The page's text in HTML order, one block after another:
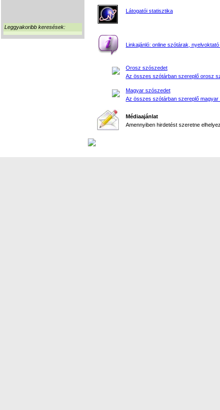
Leggyakoribb keresések:
Látogatói statisztika
Linkajánló: online szótárak, nyelvoktató
Orosz szószedet
Az összes szótárban szereplő orosz
Magyar szószedet
Az összes szótárban szereplő magyar
Médiaajánlat
Amennyiben hirdetést szeretne